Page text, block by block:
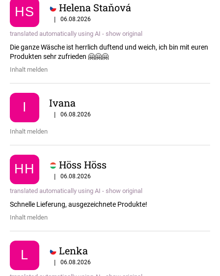
HS Helena Staňová
5 / 5
| 06.08.2026
translated automatically using AI - show original
Die ganze Wäsche ist herrlich duftend und weich, ich bin mit euren
Produkten sehr zufrieden 🤗🤗🤗
Inhalt melden
I Ivana
5 / 5
| 06.08.2026
Inhalt melden
HH Höss Höss
5 / 5
| 06.08.2026
translated automatically using AI - show original
Schnelle Lieferung, ausgezeichnete Produkte!
Inhalt melden
L Lenka
5 / 5
| 06.08.2026